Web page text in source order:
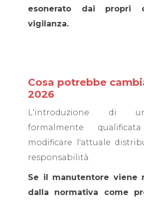
esonerato dai propri
vigilanza.
Cosa potrebbe
2026
L'introduzione di
formalmente
modificare l'attuale
responsabilità.
Se il manutentore viene
dalla normativa come